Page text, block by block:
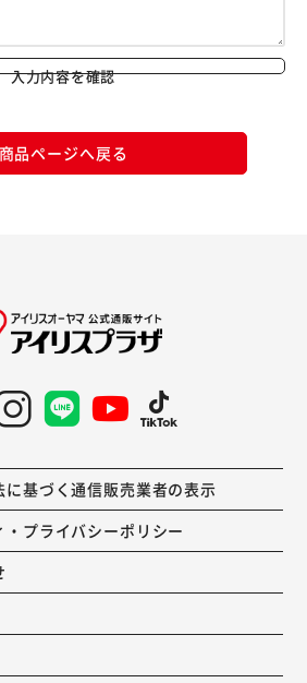
入力内容を確認
商品ページへ戻る
に基づく通信販売業者の表示
・プライバシーポリシー